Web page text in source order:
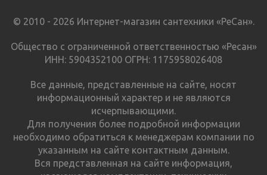
© 2010 - 2026 Интернет-магазин сантехники «РеСан».
Общество с ограниченной ответственностью «Ресан»
ИНН: 5904352100 ОГРН: 1175958026408
Все данные, представленные на сайте, носят
информационный характер и не являются
исчерпывающими.
Для получения более подробной информации
необходимо обратиться к менеджерам компании по
указанным на сайте контактным данным.
Вся представленная на сайте информация,